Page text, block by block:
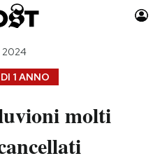
Auto
Moda
1 ANNO
2024
molti